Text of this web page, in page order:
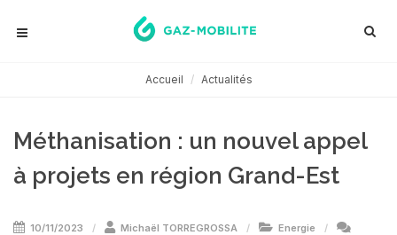
Accueil Actualités
Méthanisation : un nouvel appel
à projets en région Grand-Est
10/11/2023 Michaël TORREGROSSA Energie